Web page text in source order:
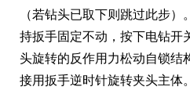
（若钻头已取下则跳过此步）。
持扳手固定不动，按下电钻开
头旋转的反作用力松动自锁结
接用扳手逆时针旋转夹头主体。